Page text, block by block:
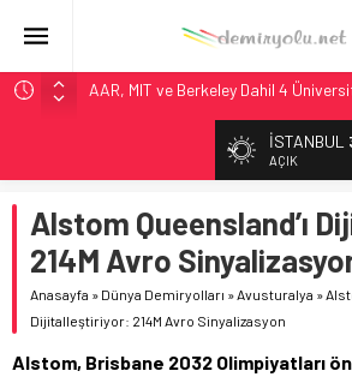
AAR, MIT ve Berkeley Dahil 4
Long Beach Limanı’na 58 Milyon
Madrid 6. Hat 2027’de Sürücüsüz:
Laing O’Rourke, 17,2 Milyar Sterlinlik
Büyütüyor
Rocky Mountain, Güneş Enerjili
İSTANBUL
AÇIK
Alstom Queensland’ı
214M Avro
Anasayfa » Dünya Demiryolları »Avusturalya »
Dijitalleştiriyor: 214M Avro Sinyalizasyon
Alstom, Brisbane 2032 Olimpiyatları